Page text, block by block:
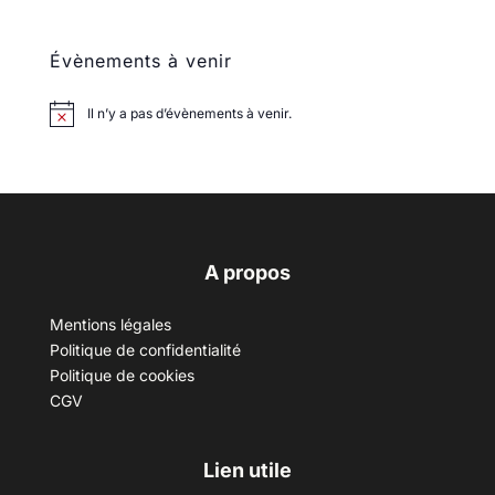
Évènements à venir
Il n’y a pas d’évènements à venir.
A propos
Mentions légales
Politique de confidentialité
Politique de cookies
CGV
Lien utile